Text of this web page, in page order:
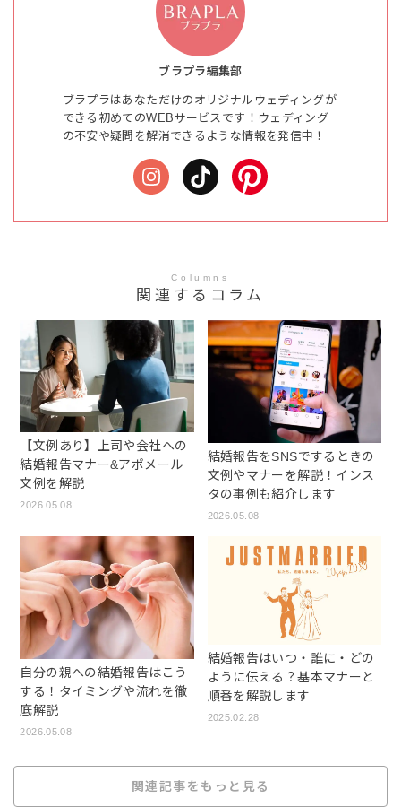
ブラプラ編集部
ブラプラはあなただけのオリジナルウェディングが
できる初めてのWEBサービスです！ウェディング
の不安や疑問を解消できるような情報を発信中！
Columns
関連するコラム
【文例あり】上司や会社への
結婚報告マナー&アポメール
文例を解説
2026.05.08
結婚報告をSNSでするときの
文例やマナーを解説！インス
タの事例も紹介します
2026.05.08
自分の親への結婚報告はこう
する！タイミングや流れを徹
底解説
2026.05.08
結婚報告はいつ・誰に・どの
ように伝える？基本マナーと
順番を解説します
2025.02.28
関連記事をもっと見る